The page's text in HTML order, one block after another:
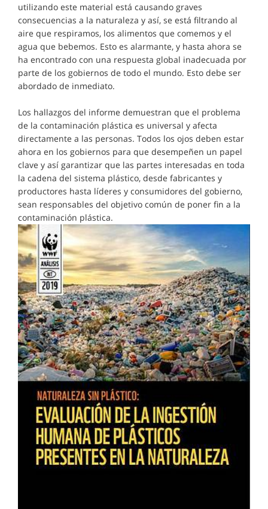
utilizando este material está causando graves
consecuencias a la naturaleza y así, se está filtrando al
aire que respiramos, los alimentos que comemos y el
agua que bebemos. Esto es alarmante, y hasta ahora se
ha encontrado con una respuesta global inadecuada por
parte de los gobiernos de todo el mundo. Esto debe ser
abordado de inmediato.
Los hallazgos del informe demuestran que el problema
de la contaminación plástica es universal y afecta
directamente a las personas. Todos los ojos deben estar
ahora en los gobiernos para que desempeñen un papel
clave y así garantizar que las partes interesadas en toda
la cadena del sistema plástico, desde fabricantes y
productores hasta líderes y consumidores del gobierno,
sean responsables del objetivo común de poner fin a la
contaminación plástica.